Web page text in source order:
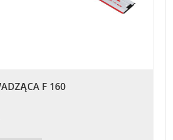
F 160